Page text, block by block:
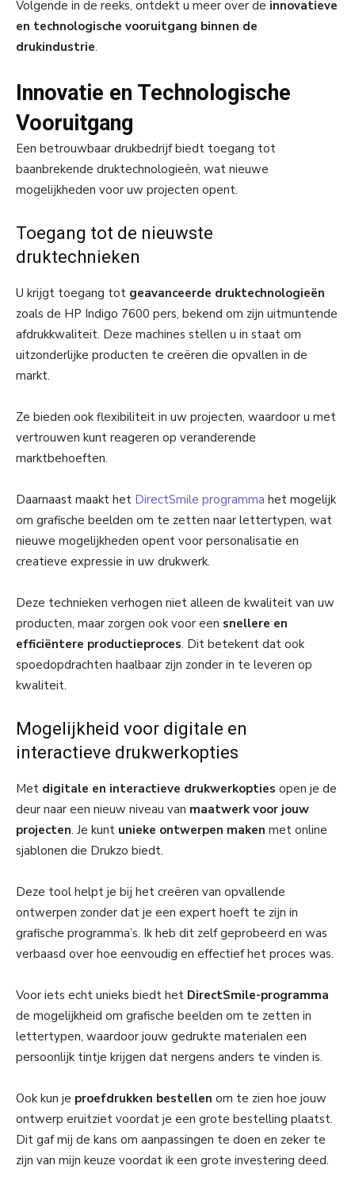
Volgende in de reeks, ontdekt u meer over de innovatieve
en technologische vooruitgang binnen de
drukindustrie.
Innovatie en Technologische
Vooruitgang
Een betrouwbaar drukbedrijf biedt toegang tot
baanbrekende druktechnologieën, wat nieuwe
mogelijkheden voor uw projecten opent.
Toegang tot de nieuwste
druktechnieken
U krijgt toegang tot geavanceerde druktechnologieën
zoals de HP Indigo 7600 pers, bekend om zijn uitmuntende
afdrukkwaliteit. Deze machines stellen u in staat om
uitzonderlijke producten te creëren die opvallen in de
markt.
Ze bieden ook flexibiliteit in uw projecten, waardoor u met
vertrouwen kunt reageren op veranderende
marktbehoeften.
Daarnaast maakt het DirectSmile programma het mogelijk
om grafische beelden om te zetten naar lettertypen, wat
nieuwe mogelijkheden opent voor personalisatie en
creatieve expressie in uw drukwerk.
Deze technieken verhogen niet alleen de kwaliteit van uw
producten, maar zorgen ook voor een snellere en
efficiëntere productieproces. Dit betekent dat ook
spoedopdrachten haalbaar zijn zonder in te leveren op
kwaliteit.
Mogelijkheid voor digitale en
interactieve drukwerkopties
Met digitale en interactieve drukwerkopties open je de
deur naar een nieuw niveau van maatwerk voor jouw
projecten. Je kunt unieke ontwerpen maken met online
sjablonen die Drukzo biedt.
Deze tool helpt je bij het creëren van opvallende
ontwerpen zonder dat je een expert hoeft te zijn in
grafische programma’s. Ik heb dit zelf geprobeerd en was
verbaasd over hoe eenvoudig en effectief het proces was.
Voor iets echt unieks biedt het DirectSmile-programma
de mogelijkheid om grafische beelden om te zetten in
lettertypen, waardoor jouw gedrukte materialen een
persoonlijk tintje krijgen dat nergens anders te vinden is.
Ook kun je proefdrukken bestellen om te zien hoe jouw
ontwerp eruitziet voordat je een grote bestelling plaatst.
Dit gaf mij de kans om aanpassingen te doen en zeker te
zijn van mijn keuze voordat ik een grote investering deed.